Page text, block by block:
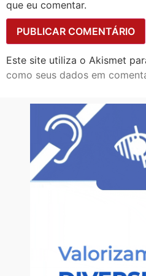
que eu comentar.
Este site utiliza o Akismet
como seus dados em